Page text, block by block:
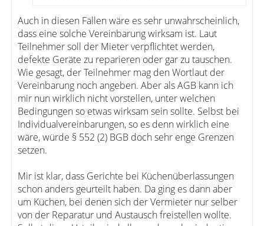
Auch in diesen Fällen wäre es sehr unwahrscheinlich,
dass eine solche Vereinbarung wirksam ist. Laut
Teilnehmer soll der Mieter verpflichtet werden,
defekte Geräte zu reparieren oder gar zu tauschen.
Wie gesagt, der Teilnehmer mag den Wortlaut der
Vereinbarung noch angeben. Aber als AGB kann ich
mir nun wirklich nicht vorstellen, unter welchen
Bedingungen so etwas wirksam sein sollte. Selbst bei
Individualvereinbarungen, so es denn wirklich eine
wäre, würde § 552 (2) BGB doch sehr enge Grenzen
setzen.
Mir ist klar, dass Gerichte bei Küchenüberlassungen
schon anders geurteilt haben. Da ging es dann aber
um Küchen, bei denen sich der Vermieter nur selber
von der Reparatur und Austausch freistellen wollte.